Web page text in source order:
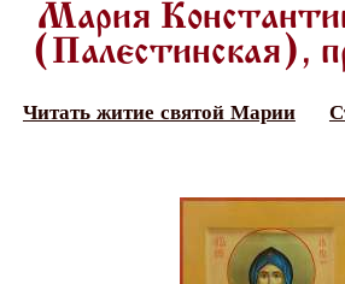
Мария
(Палестинская),
Читать житие святой Марии